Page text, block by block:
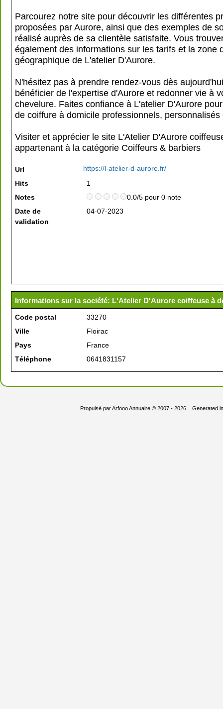
Parcourez notre site pour découvrir les différentes
proposées par Aurore, ainsi que des exemples de
réalisé auprès de sa clientèle satisfaite. Vous
également des informations sur les tarifs et la zone
géographique de L'atelier D'Aurore.
N'hésitez pas à prendre rendez-vous dès
bénéficier de l'expertise d'Aurore et redonner vie à
chevelure. Faites confiance à L'atelier D'Aurore
de coiffure à domicile professionnels, personnalisés
Visiter et apprécier le site L'Atelier D'Aurore
appartenant à la catégorie Coiffeurs & barbiers
Url
https://l-atelier-d-aurore.fr/
Hits
1
Notes
0.0/5 pour 0 note
Date de
validation
04-07-2023
Informations sur la société: L'Atelier D'Aurore coiffeuse à
Code postal
33270
Ville
Floirac
Pays
France
Téléphone
0641831157
Propulsé parArfooo Annuaire© 2007 - 2026 Generated